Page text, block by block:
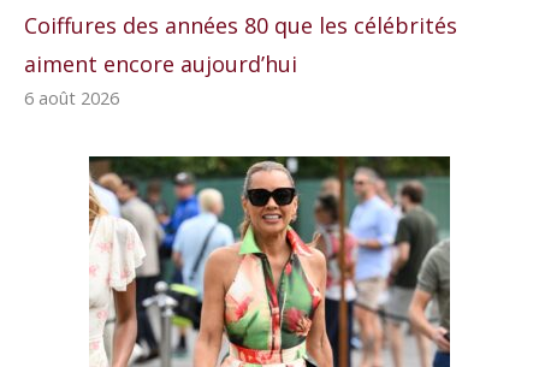
Coiffures des années 80 que les célébrités
aiment encore aujourd’hui
6 août 2026